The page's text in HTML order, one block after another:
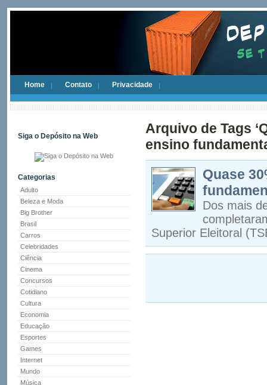
Home Contato Privacidade
Siga o Depósito na Web
Categorias
Adulto
Beleza e Moda
Big Brother
Brasil
Carros
Celebridades
Ciência
Cinema
Concursos
Cotidiano
Cultura
Economia
Educação
Esportes
Games
Internet
Mundo
Música
Arquivo de Tags
ensino
Quase
Dos mais
Superior Eleitoral